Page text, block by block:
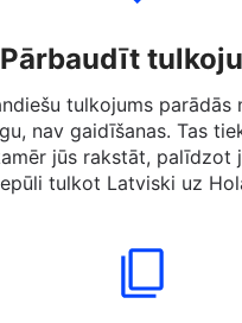
Pārbaudīt
tulkojums
nav gaidīšanas. Tas
tulkot Latviski uz